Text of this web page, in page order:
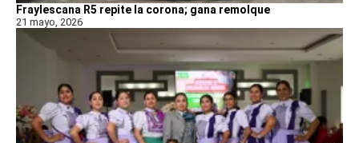
Fraylescana R5 repite la corona; gana remolque
21 mayo, 2026